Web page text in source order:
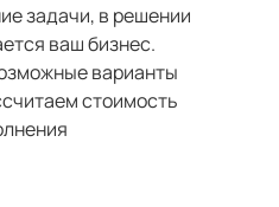
задачи, в решении
ваш бизнес.
варианты
стоимость